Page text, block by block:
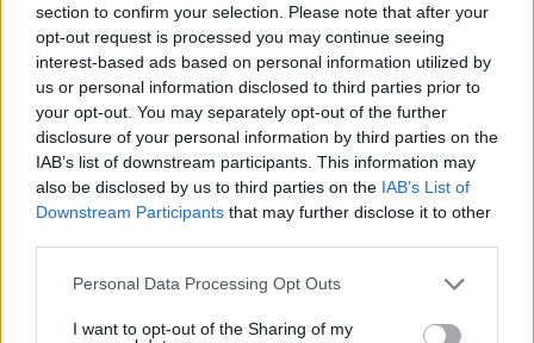
section to confirm your selection. Please note that after your
opt-out request is processed you may continue seeing
interest-based ads based on personal information utilized by
us or personal information disclosed to third parties prior to
your opt-out. You may separately opt-out of the further
disclosure of your personal information by third parties on the
IAB’s list of downstream participants. This information may
also be disclosed by us to third parties on the IAB’s List of
Downstream Participants that may further disclose it to other
Please note that this website/app uses one or more Google
not limited to your visit or usage behaviour. You may click to
Personal Data Processing Opt Outs
I want to opt-out of the Sharing of my
Μια διαδρομή στην πόλη της Τήνου
Η Κέιτ Μος υιοθέτησε τo accessory-maxxing και
συνδύασε δύο τσάντες Hermès
πριν 22 λεπτά
Ο Μπιλ Μάχερ προκάλεσε αντιδράσεις με το σχόλιό του
για το βάρος της Αριάνα Γκράντε: Ίσως αυτό το αστείο
την κάνει να φάει κάτι, είπε
πριν 23 λεπτά
ξηρασία φέρνει στο φως τα ναυάγια των Ναζί
πριν 28 λεπτά
πριν 31 λεπτά